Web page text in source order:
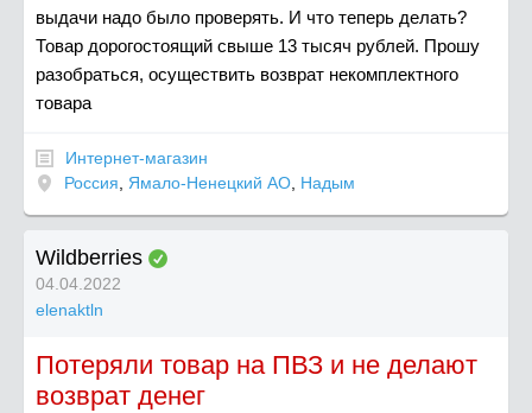
выдачи надо было проверять. И что теперь делать?
Товар дорогостоящий свыше 13 тысяч рублей. Прошу
разобраться, осуществить возврат некомплектного
товара
Интернет-магазин
Россия
Ямало-Ненецкий АО Надым
Wildberries
04.04.2022
elenaktln
Потеряли товар на ПВЗ и не делают
возврат денег